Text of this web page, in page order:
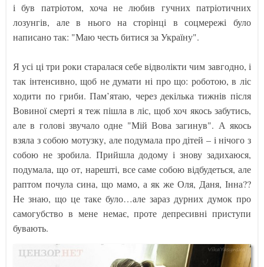
і був патріотом, хоча не любив гучних патріотичних
лозунгів, але в нього на сторінці в соцмережі було
написано так: "Маю честь битися за Україну".
Я усі ці три роки старалася себе відволікти чим завгодно, і
так інтенсивно, щоб не думати ні про що: роботою, в ліс
ходити по гриби. Пам’ятаю, через декілька тижнів після
Вовиної смерті я теж пішла в ліс, щоб хоч якось забутись,
але в голові звучало одне "Мій Вова загинув". А якось
взяла з собою мотузку, але подумала про дітей – і нічого з
собою не зробила. Прийшла додому і знову задихаюся,
подумала, що от, нарешті, все саме собою відбудеться, але
раптом почула сина, що мамо, а як же Оля, Даня, Інна??
Не знаю, що це таке було…але зараз дурних думок про
самогубство в мене немає, проте депресивні приступи
бувають.